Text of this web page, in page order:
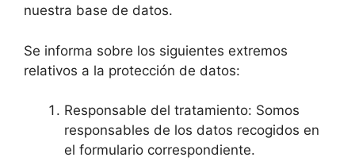
nuestra base de datos.
Se informa sobre los siguientes extremos
relativos a la protección de datos:
Responsable del tratamiento: Somos
responsables de los datos recogidos en
el formulario correspondiente.